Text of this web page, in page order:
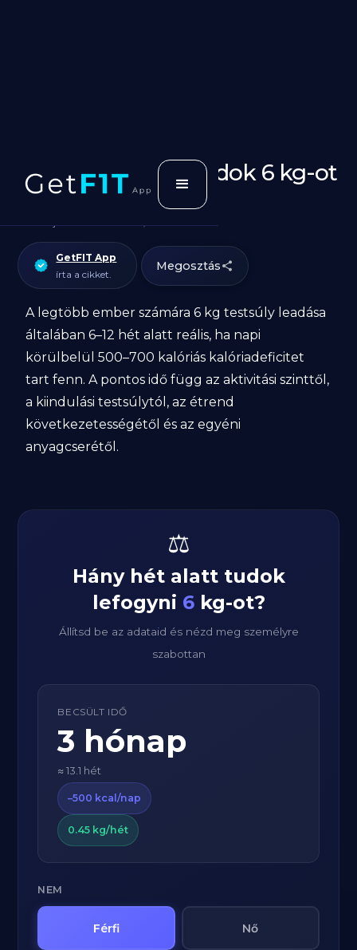
Mennyi idő alatt tudok 6 kg-ot
lefogyni?
Cikk utoljásra frissítve: March 13, 2026
GetFIT App
írta a cikket.
Megosztás
A legtöbb ember számára 6 kg testsúly leadása
általában 6–12 hét alatt reális, ha napi
körülbelül 500–700 kalóriás kalóriadeficitet
tart fenn. A pontos idő függ az aktivitási szinttől,
a kiindulási testsúlytól, az étrend
következetességétől és az egyéni
anyagcserétől.
⚖️
Hány hét alatt tudok
lefogyni 6kg-ot?
Állítsd be az adataid és nézd meg személyre
szabottan
BECSÜLT IDŐ
3 hónap
≈ 13.1 hét
–500 kcal/nap
0.45 kg/hét
NEM
Férfi Nő